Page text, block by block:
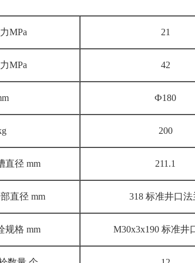
MPa 21
MPa 42
Ф180
200
直径 mm 211.1
直径 mm 318 标准井口法
规格 mm M30x3x190 标准井